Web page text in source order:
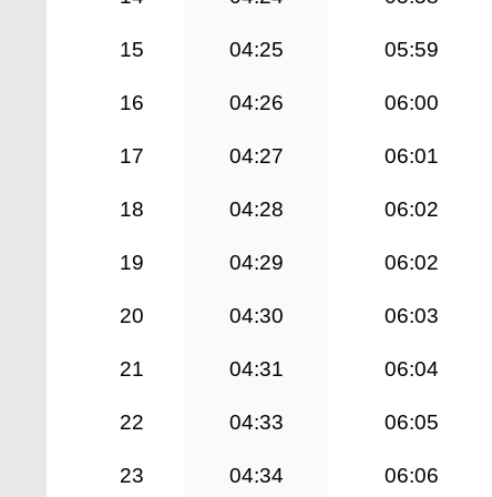
15 04:25 05:59
16 04:26 06:00
17 04:27 06:01
18 04:28 06:02
19 04:29 06:02
20 04:30 06:03
21 04:31 06:04
22 04:33 06:05
23 04:34 06:06